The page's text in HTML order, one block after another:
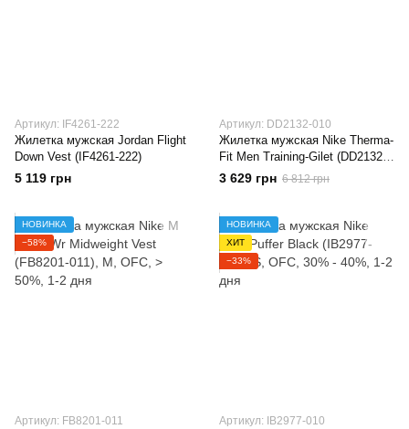
Артикул: IF4261-222
Жилетка мужская Jordan Flight
Down Vest (IF4261-222)
5 119 грн
Артикул: DD2132-010
Жилетка мужская Nike Therma-
Fit Men Training-Gilet (DD2132-
010)
3 629 грн 6 812 грн
НОВИНКА
−58%
Артикул: FB8201-011
НОВИНКА
ХИТ
−33%
Артикул: IB2977-010